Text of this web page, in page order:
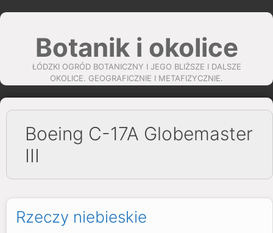
Przejdź
Botanik i okolice
ŁÓDZKI OGRÓD BOTANICZNY I JEGO BLIŻSZE I DALSZE
OKOLICE. GEOGRAFICZNIE I METAFIZYCZNIE.
Boeing C-17A Globemaster
III
Rzeczy niebieskie